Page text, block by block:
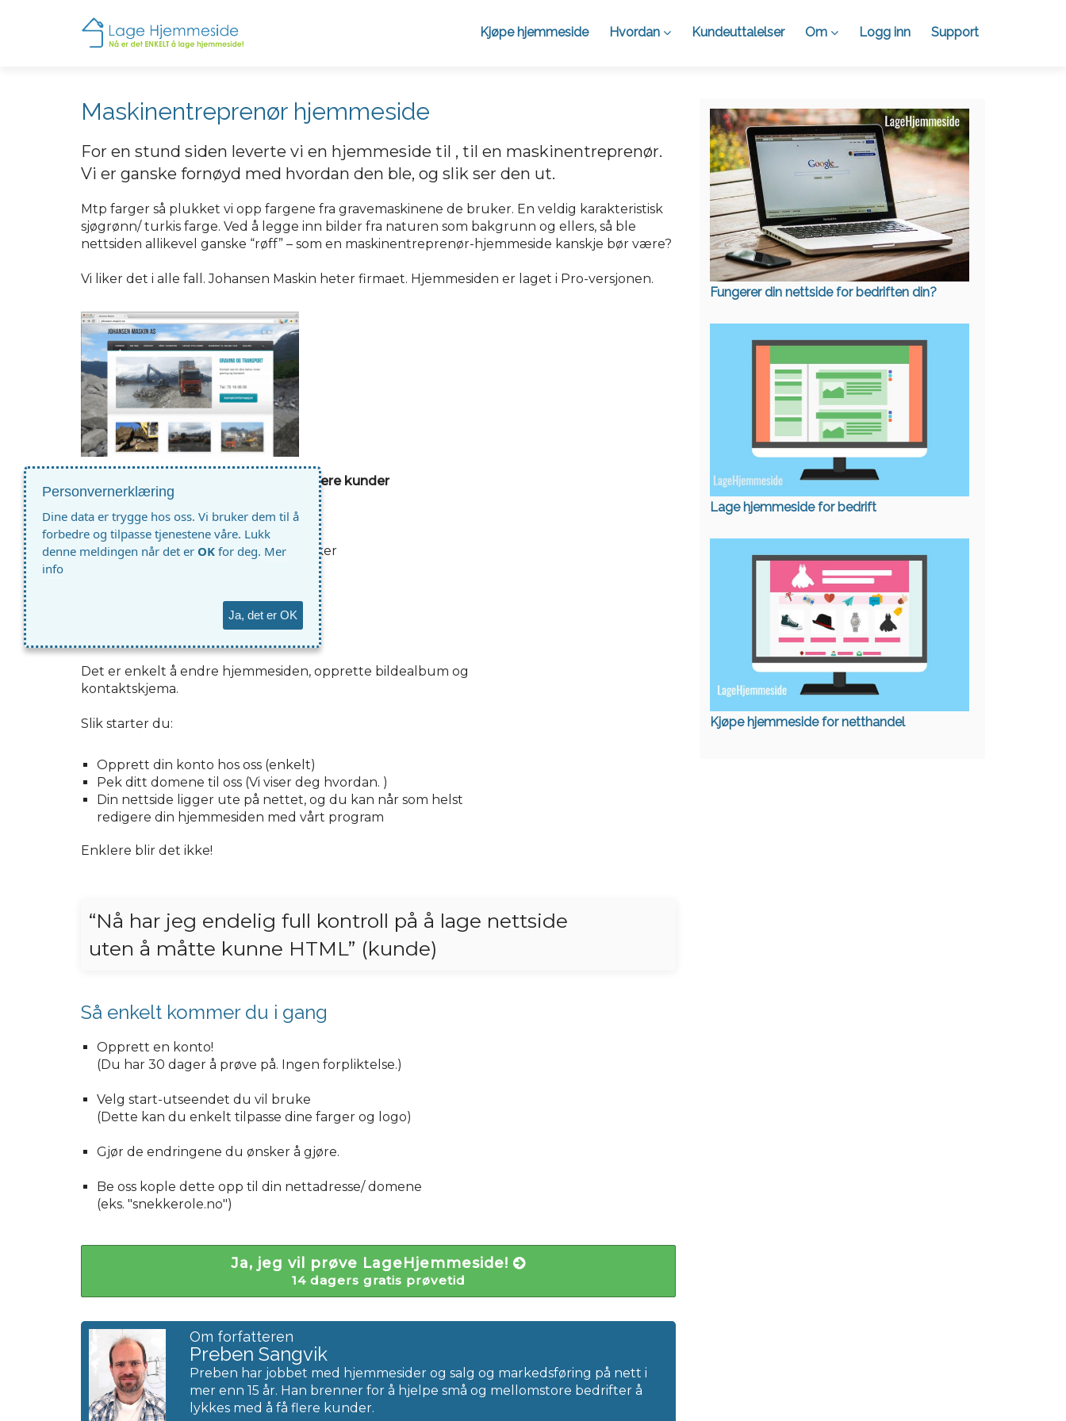
Kjøpe hjemmeside Hvordan Kundeuttalelser Om Logg inn Support
Maskinentreprenør hjemmeside
For en stund siden leverte vi en hjemmeside til , til en maskinentreprenør.
Vi er ganske fornøyd med hvordan den ble, og slik ser den ut.
Mtp farger så plukket vi opp fargene fra gravemaskinene de bruker. En veldig karakteristisk
sjøgrønn/ turkis farge. Ved å legge inn bilder fra naturen som bakgrunn og ellers, så ble
nettsiden allikevel ganske “røff” – som en maskinentreprenør-hjemmeside kanskje bør være?
Vi liker det i alle fall. Johansen Maskin heter firmaet. Hjemmesiden er laget i Pro-versjonen.
skaffer deg flere kunder
(bare følg våre enkle anvisninger)
Lage så mange sider du ønsker
Opprette undersider
Lage så mange bildealbum du ønsker
Lage egne bestillingsskjema
Sende ditt eget nyhetsbrev
Det er enkelt å endre hjemmesiden, opprette bildealbum og
kontaktskjema.
Slik starter du:
Opprett din konto hos oss (enkelt)
Pek ditt domene til oss (Vi viser deg hvordan. )
Din nettside ligger ute på nettet, og du kan når som helst
redigere din hjemmesiden med vårt program
Enklere blir det ikke!
“Nå har jeg endelig full kontroll på å lage nettside
uten å måtte kunne HTML” (kunde)
Så enkelt kommer du i gang
Opprett en konto!
(Du har 30 dager å prøve på. Ingen forpliktelse.)
Velg start-utseendet du vil bruke
(Dette kan du enkelt tilpasse dine farger og logo)
Gjør de endringene du ønsker å gjøre.
Be oss kople dette opp til din nettadresse/ domene
(eks. "snekkerole.no")
Ja, jeg vil prøve LageHjemmeside!
14 dagers gratis prøvetid
Om forfatteren
Preben Sangvik
Preben har jobbet med hjemmesider og salg og markedsføring på nett i
mer enn 15 år. Han brenner for å hjelpe små og mellomstore bedrifter å
lykkes med å få flere kunder.
Fungerer din nettside for bedriften din?
Lage hjemmeside for bedrift
Kjøpe hjemmeside for netthandel
Personvernerklæring
Dine data er trygge hos oss. Vi bruker dem til å
forbedre og tilpasse tjenestene våre. Lukk
denne meldingen når det er OK for deg. Mer
info
Ja, det er OK